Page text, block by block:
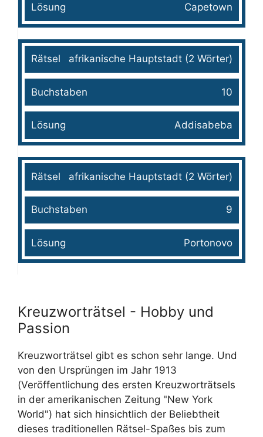
Capetown
afrikanische Hauptstadt (2 Wörter)
10
Addisabeba
afrikanische Hauptstadt (2 Wörter)
9
Portonovo
Kreuzworträtsel - Hobby und
Passion
Kreuzworträtsel gibt es schon sehr lange. Und
von den Ursprüngen im Jahr 1913
(Veröffentlichung des ersten Kreuzworträtsels
in der amerikanischen Zeitung "New York
World") hat sich hinsichtlich der Beliebtheit
dieses traditionellen Rätsel-Spaßes bis zum